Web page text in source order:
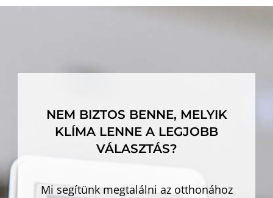
NEM BIZTOS BENNE, MELYIK
KLÍMA LENNE A LEGJOBB
VÁLASZTÁS?
Mi segítünk megtalálni az otthonához